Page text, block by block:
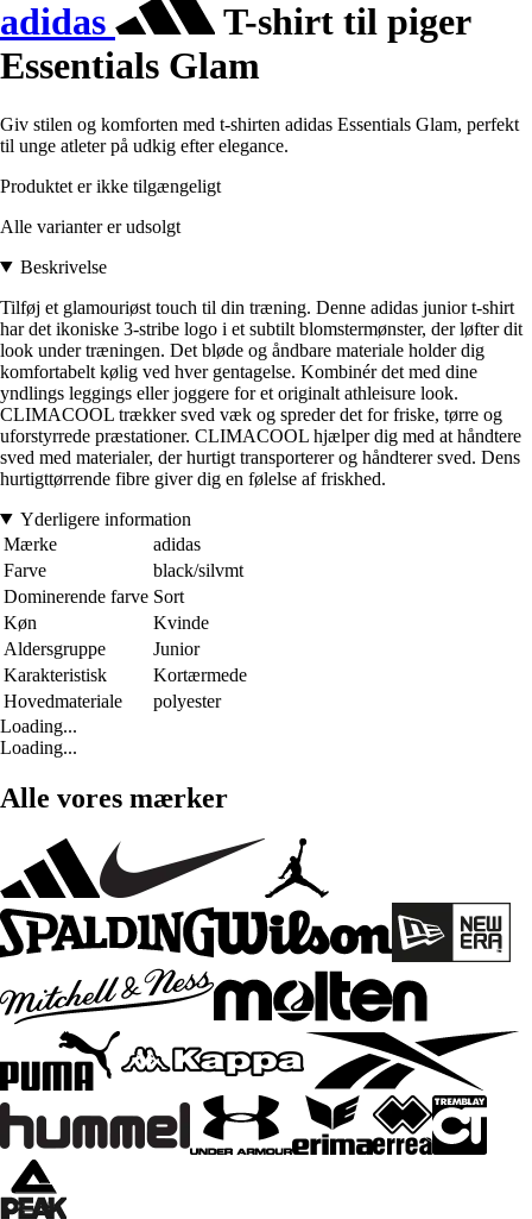
adidas
T-shirt til piger
Essentials Glam
Giv stilen og komforten med t-shirten adidas Essentials Glam, perfekt
til unge atleter på udkig efter elegance.
Produktet er ikke tilgængeligt
Alle varianter er udsolgt
Beskrivelse
Tilføj et glamouriøst touch til din træning. Denne adidas junior t-shirt
har det ikoniske 3-stribe logo i et subtilt blomstermønster, der løfter dit
look under træningen. Det bløde og åndbare materiale holder dig
komfortabelt kølig ved hver gentagelse. Kombinér det med dine
yndlings leggings eller joggere for et originalt athleisure look.
CLIMACOOL trækker sved væk og spreder det for friske, tørre og
uforstyrrede præstationer. CLIMACOOL hjælper dig med at håndtere
sved med materialer, der hurtigt transporterer og håndterer sved. Dens
hurtigttørrende fibre giver dig en følelse af friskhed.
Yderligere information
Mærke
adidas
Farve
black/silvmt
Dominerende farve Sort
Køn
Kvinde
Aldersgruppe
Junior
Karakteristisk
Kortærmede
Hovedmateriale
polyester
Loading...
Loading...
Alle vores mærker